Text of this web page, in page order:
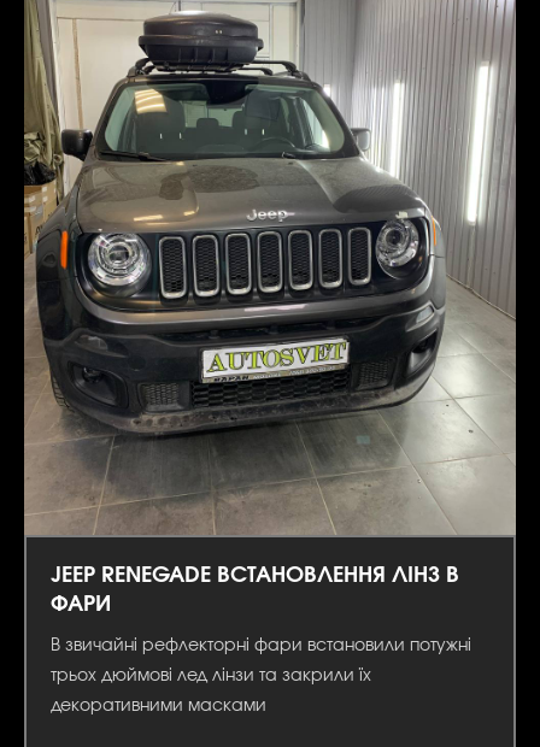
JEEP RENEGADE ВСТАНОВЛЕННЯ ЛІНЗ В
ФАРИ
В звичайні рефлекторні фари встановили потужні
трьох дюймові лед лінзи та закрили їх
декоративними масками